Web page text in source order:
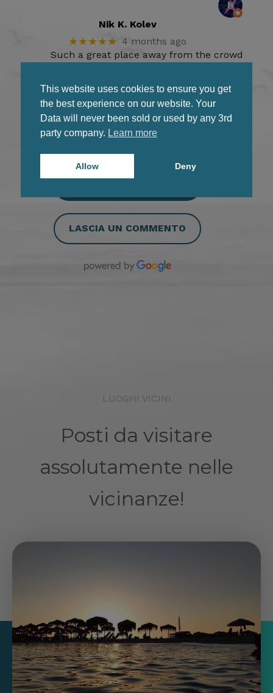
This website uses cookies to ensure you get
the best experience on our website. Your
Data will never been sold or used by any 3rd
party company. Learn more
Allow Deny
Nik K. Kolev
★★★★★ 4 months ago
Such a great place away from the crowds .
The hosts provides all the you need … More
● ● ● ● ● ●
LASCIA UN COMMENTO
LUOGHI VICINI
Posti da visitare
assolutamente nelle
vicinanze!